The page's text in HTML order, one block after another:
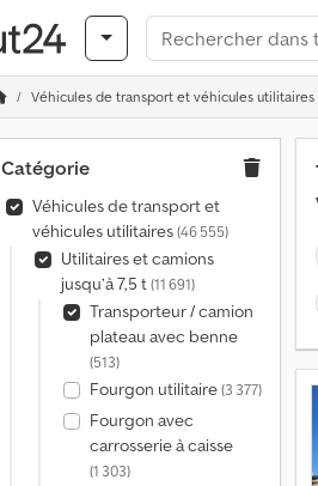
Véhicules de transport et véhicules utilitaires
Catégorie
Véhicules de transport et
véhicules utilitaires(46 555)
Utilitaires et camions
jusqu’à 7,5 t(11 691)
Transporteur / camion
plateau avec benne
(513)
Fourgon utilitaire(3 377)
Fourgon avec
carrosserie à caisse
(1 303)